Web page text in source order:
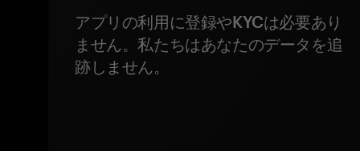
アプリの利用に登録やKYCは必要あり
ません。私たちはあなたのデータを追
跡しません。